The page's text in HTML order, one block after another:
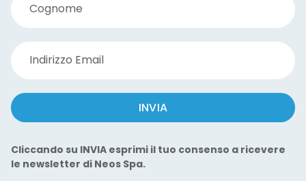
Cognome
Indirizzo Email
INVIA
Cliccando su INVIA esprimi il tuo consenso a ricevere
le newsletter di Neos Spa.